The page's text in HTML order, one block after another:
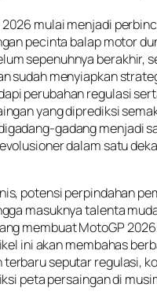
mulai menjadi
pecinta balap motor
sepenuhnya berakhir,
sudah menyiapkan
perubahan regulasi
yang diprediksi
gadang menjadi
dalam satu
potensi perpindahan
masuknya talenta
membuat MotoGP
ini akan membahas
terbaru seputar regulasi,
peta persaingan di